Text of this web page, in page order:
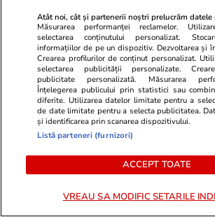
ZiaruldeIasi.ro
Proiectul imobiliar pregătit lângă
Lidl Moara de Foc este scos la
vânzare. Dezvoltatorul este
asociat în piață cu un alt proiect
de anvergură
ULTIMELE ȘTIRI
Atât noi, cât și partenerii noștri prelucrăm datele
Măsurarea performanței reclamelor.
selectarea conținutului personalizat.
informațiilor de pe un dispozitiv. Dezvoltarea și
Crearea profilurilor de conținut personalizat.
selectarea publicității personalizate.
publicitate personalizată. Măsurarea
Înțelegerea publicului prin statistici sau
diferite. Utilizarea datelor limitate pentru a
de date limitate pentru a selecta publicitatea.
și identificarea prin scanarea dispozitivului.
Listă parteneri (furnizori)
ACCEPT TOATE
VREAU SA MODIFIC SETARILE